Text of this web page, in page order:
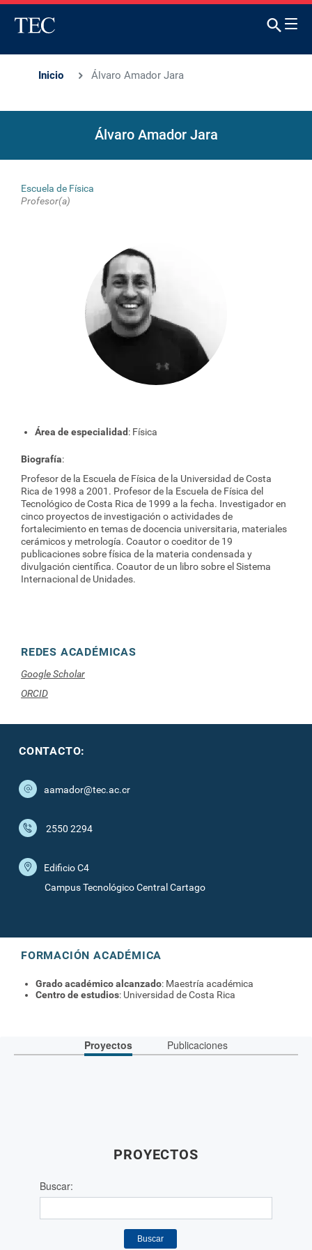
Inicio Álvaro Amador Jara
Álvaro Amador Jara
Escuela de Física
Profesor(a)
Área de especialidad: Física
Biografía:
Profesor de la Escuela de Física de la Universidad de Costa
Rica de 1998 a 2001. Profesor de la Escuela de Física del
Tecnológico de Costa Rica de 1999 a la fecha. Investigador en
cinco proyectos de investigación o actividades de
fortalecimiento en temas de docencia universitaria, materiales
cerámicos y metrología. Coautor o coeditor de 19
publicaciones sobre física de la materia condensada y
divulgación científica. Coautor de un libro sobre el Sistema
Internacional de Unidades.
REDES ACADÉMICAS
Google Scholar
ORCID
CONTACTO:
aamador@tec.ac.cr
2550 2294
Edificio C4
Campus Tecnológico Central Cartago
FORMACIÓN ACADÉMICA
Grado académico alcanzado: Maestría académica
Centro de estudios: Universidad de Costa Rica
Proyectos Publicaciones
PROYECTOS
Buscar:
Buscar